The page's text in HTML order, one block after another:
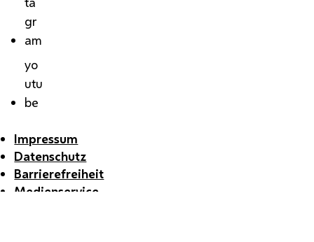
gr
am
yo
utu
be
Impressum
Datenschutz
Barrierefreiheit
Medienservice